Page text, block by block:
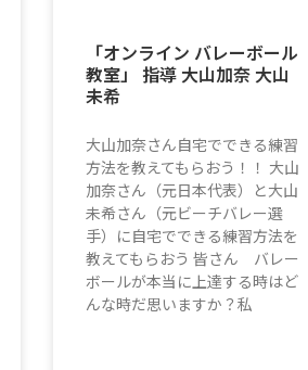
「オンライン バレーボール
教室」 指導 大山加奈 大山
未希
大山加奈さん自宅でできる練習
方法を教えてもらおう！！ 大山
加奈さん（元日本代表）と大山
未希さん（元ビーチバレー選
手）に自宅でできる練習方法を
教えてもらおう 皆さん バレー
ボールが本当に上達する時はど
んな時だ思いますか？私